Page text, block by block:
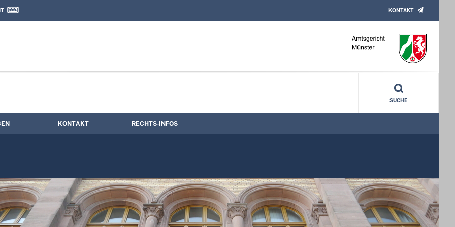
Kontaktformular
KONTAKT
SUCHE
KONTAKT RECHTS-INFOS